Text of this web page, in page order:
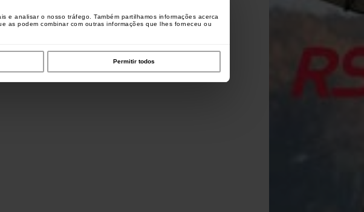
e analisar o nosso tráfego. Também partilhamos informações acerca
as podem combinar com outras informações que lhes forneceu ou
Permitir todos